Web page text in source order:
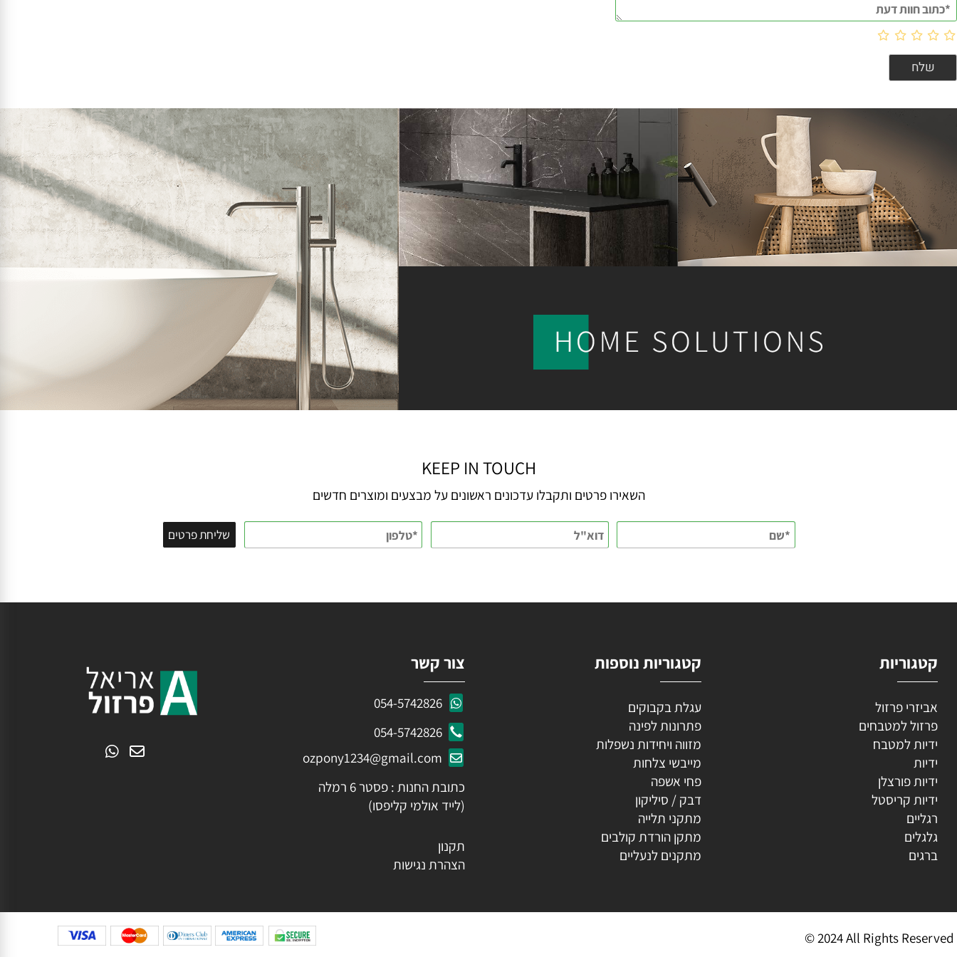
דעת
KEEP IN TOUCH
פרזול
למטבחים
למטבח
קטגוריות נוספות
עגלת בקבוקים
פתרונות לפינה
מזווה ויחידות נשפלות
מייבשי צלחות
מתקני תלייה
צור קשר
054-5742826
ozpony1234@gmail.com